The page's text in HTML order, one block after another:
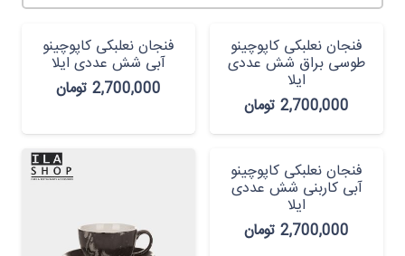
فنجان نعلبکی کاپوچینو
طوسی براق شش عددی
ایلا
2,700,000 تومان
فنجان نعلبکی کاپوچینو
آبی شش عددی ایلا
2,700,000 تومان
فنجان نعلبکی کاپوچینو
آبی کاربنی شش عددی
ایلا
2,700,000 تومان